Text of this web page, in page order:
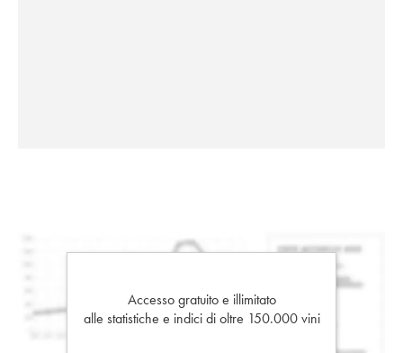
Accesso gratuito e illimitato
alle statistiche e indici di oltre 150.000 vini